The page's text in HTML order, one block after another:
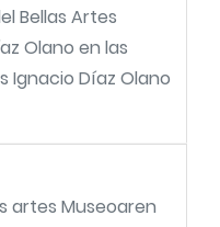
Bellas Artes
Olano en las
Ignacio Díaz Olano
artes Museoaren